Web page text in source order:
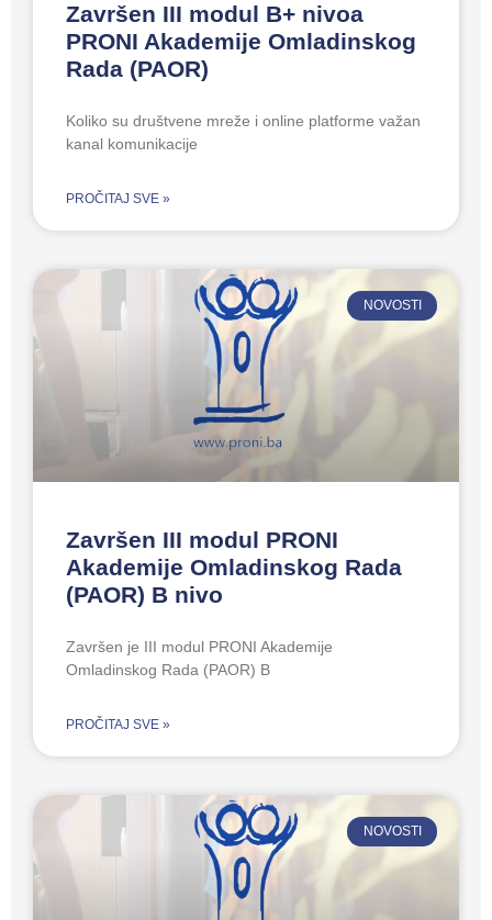
Završen III modul B+ nivoa
PRONI Akademije Omladinskog
Rada (PAOR)
Koliko su društvene mreže i online platforme važan
kanal komunikacije
PROČITAJ SVE »
NOVOSTI
Završen III modul PRONI
Akademije Omladinskog Rada
(PAOR) B nivo
Završen je III modul PRONI Akademije
Omladinskog Rada (PAOR) B
PROČITAJ SVE »
NOVOSTI